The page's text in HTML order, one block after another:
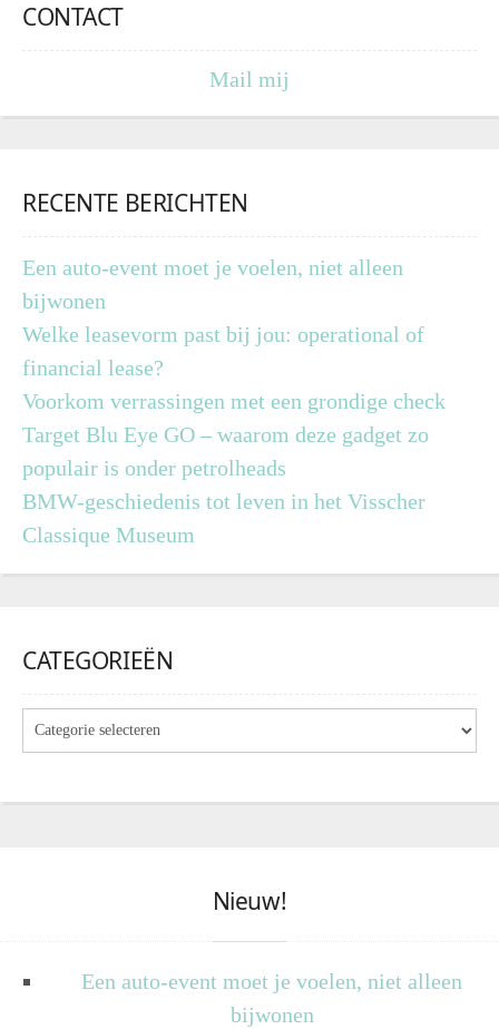
CONTACT
Mail mij
RECENTE BERICHTEN
Een auto-event moet je voelen, niet alleen
bijwonen
Welke leasevorm past bij jou: operational of
financial lease?
Voorkom verrassingen met een grondige check
Target Blu Eye GO – waarom deze gadget zo
populair is onder petrolheads
BMW-geschiedenis tot leven in het Visscher
Classique Museum
CATEGORIEËN
Nieuw!
Een auto-event moet je voelen, niet alleen
bijwonen